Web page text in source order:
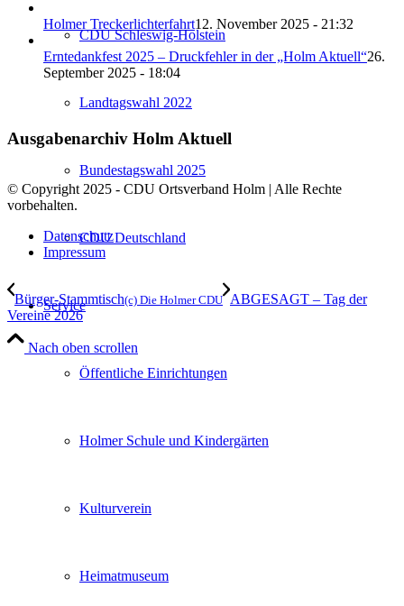
CDU Schleswig-Holstein
Landtagswahl 2022
Bundestagswahl 2025
CDU Deutschland
Service
Öffentliche Einrichtungen
Holmer Schule und Kindergärten
Kulturverein
Heimatmuseum
Holmer Treckerlichterfahrt12. November 2025 - 21:32
Erntedankfest 2025 – Druckfehler in der „Holm Aktuell“26.
September 2025 - 18:04
Ausgabenarchiv Holm Aktuell
© Copyright 2025 - CDU Ortsverband Holm | Alle Rechte
vorbehalten.
Datenschutz
Impressum
Bürger-Stammtisch(c) Die Holmer CDU ABGESAGT – Tag der
Vereine 2026
Nach oben scrollen